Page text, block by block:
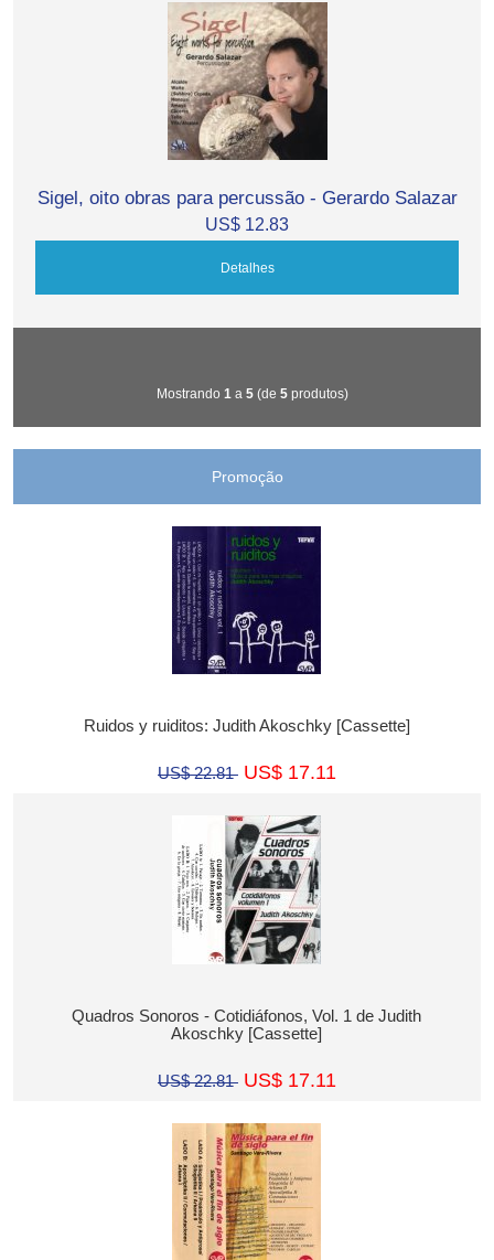
Sigel, oito obras para percussão - Gerardo Salazar
US$ 12.83
Detalhes
Mostrando 1 a 5 (de 5 produtos)
Promoção
Ruidos y ruiditos: Judith Akoschky [Cassette]
US$ 22.81 US$ 17.11
Quadros Sonoros - Cotidiáfonos, Vol. 1 de Judith
Akoschky [Cassette]
US$ 22.81 US$ 17.11